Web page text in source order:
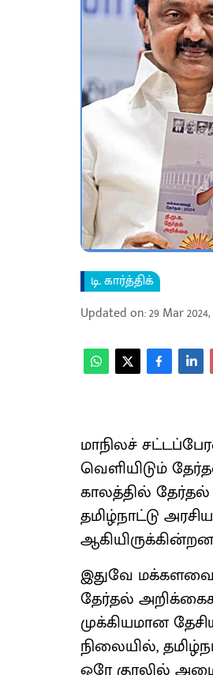
டி. கார்த்திக்
Updated on:29 Mar
மாநிலச்
வெளியிடும்
காலத்தில்
தமிழ்நாட்டு
இதுவே
தேர்தல்
முக்கியமான
நிலையில்,